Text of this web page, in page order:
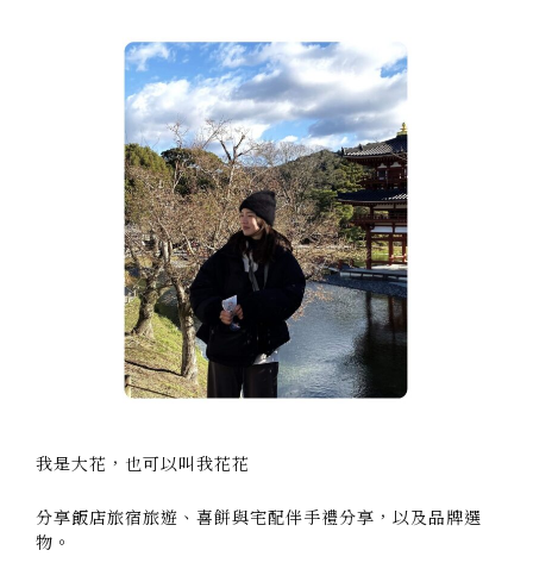
我是大花，也可以叫我花花
分享飯店旅宿旅遊、喜餅與宅配伴手禮分享，以及品牌選
物。